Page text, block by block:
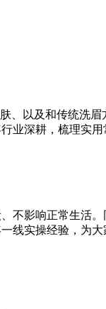
、以及和传统洗
业深耕，梳理实用
不影响正常生活
线实操经验，为大